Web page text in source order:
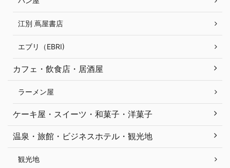
江別 蔦屋書店
エブリ（EBRI)
カフェ・飲食店・居酒屋
ラーメン屋
ケーキ屋・スイーツ・和菓子・洋菓子
温泉・旅館・ビジネスホテル・観光地
観光地